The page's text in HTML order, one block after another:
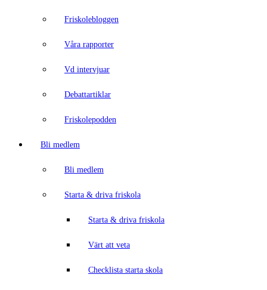
Friskolebloggen
Våra rapporter
Vd intervjuar
Debattartiklar
Friskolepodden
Bli medlem
Bli medlem
Starta & driva friskola
Starta & driva friskola
Värt att veta
Checklista starta skola